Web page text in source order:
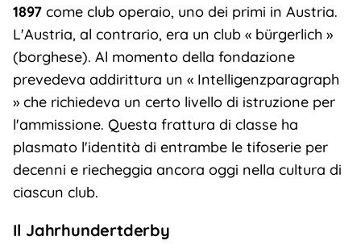
1897come club operaio, uno dei primi in Austria.
L'Austria, al contrario, era un club « bürgerlich »
(borghese). Al momento della fondazione
prevedeva addirittura un « Intelligenzparagraph
» che richiedeva un certo livello di istruzione per
l'ammissione. Questa frattura di classe ha
plasmato l'identità di entrambe le tifoserie per
decenni e riecheggia ancora oggi nella cultura di
ciascun club.
Il Jahrhundertderby